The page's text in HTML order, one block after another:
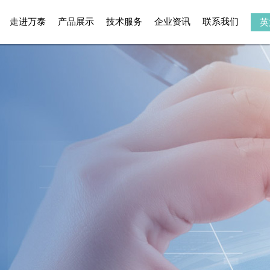
走进万泰 产品展示 技术服务 企业资讯 联系我们